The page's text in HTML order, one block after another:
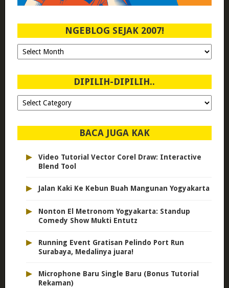
NGEBLOG SEJAK 2007!
Ngeblog
Sejak
DIPILIH-DIPILIH..
Dipilih-
dipilih..
BACA JUGA KAK
▸
Video Tutorial Vector Corel Draw: Interactive
Blend Tool
▸ Jalan Kaki Ke Kebun Buah Mangunan Yogyakarta
▸
Nonton El Metronom Yogyakarta: Standup
Comedy Show Mukti Entutz
▸
Running Event Gratisan Pelindo Port Run
Surabaya, Medalinya juara!
▸
Microphone Baru Single Baru (Bonus Tutorial
Rekaman)